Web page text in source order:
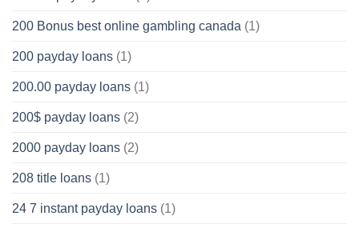
200 Bonus best online gambling canada (1)
200 payday loans (1)
200.00 payday loans (1)
200$ payday loans (2)
2000 payday loans (2)
208 title loans (1)
24 7 instant payday loans (1)